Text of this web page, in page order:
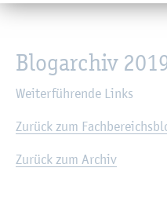
Blog­ar­chiv
Wei­ter­füh­ren­de Links
Zu­rück zum
Zu­rück zum Ar­chiv